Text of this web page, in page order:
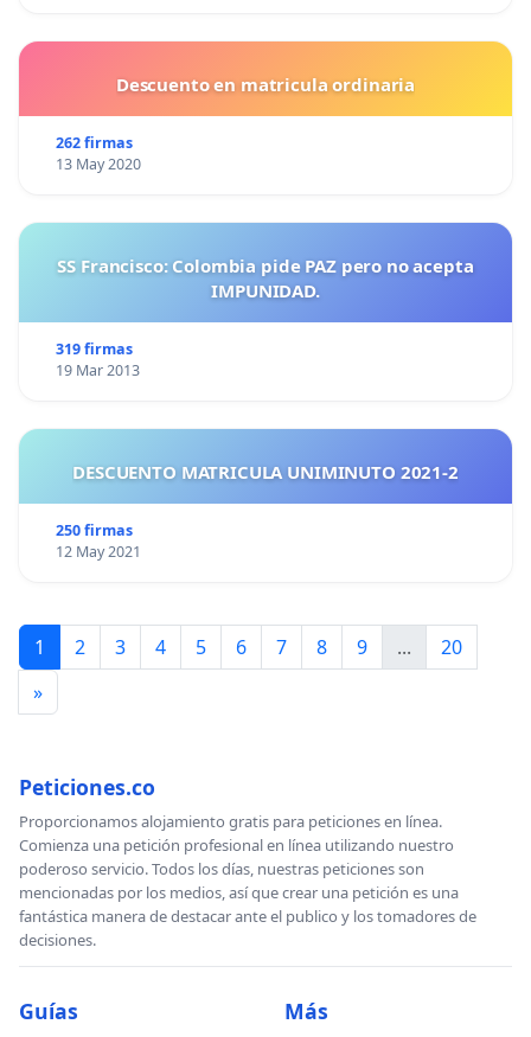
Descuento en matricula ordinaria
262 firmas
13 May 2020
SS Francisco: Colombia pide PAZ pero no acepta
IMPUNIDAD.
319 firmas
19 Mar 2013
DESCUENTO MATRICULA UNIMINUTO 2021-2
250 firmas
12 May 2021
1 2 3 4 5 6 7 8 9 ...
20
»
Peticiones.co
Proporcionamos alojamiento gratis para peticiones en línea.
Comienza una petición profesional en línea utilizando nuestro
poderoso servicio. Todos los días, nuestras peticiones son
mencionadas por los medios, así que crear una petición es una
fantástica manera de destacar ante el publico y los tomadores de
decisiones.
Guías Más